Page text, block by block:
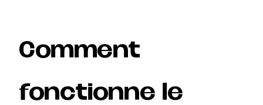
Comment
fonctionne le